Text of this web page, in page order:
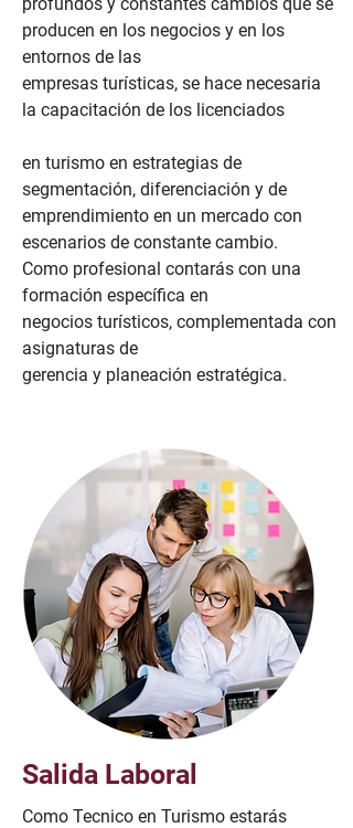
producen en los negocios y en los
entornos de las
empresas turísticas, se hace necesaria
la capacitación de los licenciados
en turismo en estrategias de
segmentación, diferenciación y de
emprendimiento en un mercado con
escenarios de constante cambio.
Como profesional contarás con una
formación específica en
negocios turísticos, complementada con
asignaturas de
gerencia y planeación estratégica.
Salida Laboral
Como Tecnico en Turismo estarás